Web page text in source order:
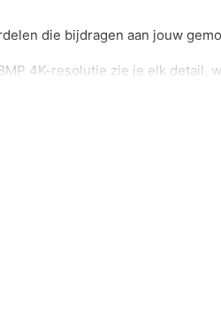
die bijdragen aan jouw
4K-resolutie zie je elk detail,